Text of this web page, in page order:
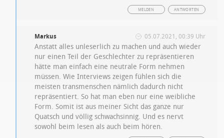
ANTWORTEN
MELDEN
Markus 05.07.2021, 00:39 Uhr
Anstatt alles unleserlich zu machen und auch wieder
nur einen Teil der Geschlechter zu repräsentieren
hätte man einfach eine neutrale Form nehmen
müssen. Wie Interviews zeigen fühlen sich die
meisten transmenschen nämlich dadurch nicht
repräsentiert. So hat man eben nur eine weibliche
Form. Somit ist aus meiner Sicht das ganze nur
Quatsch und völlig schwachsinnig. Und es nervt
sowohl beim lesen als auch beim hören.